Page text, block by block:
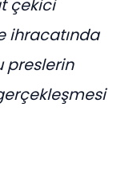
çekici
ihracatında
preslerin